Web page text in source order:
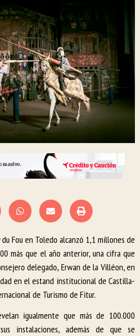
Fou en Toledo alcanzó 1,1 millones de
más que el año anterior, una cifra que
delegado, Erwan de la Villéon, en
en el estand institucional de Castilla-
de Turismo de Fitur.
igualmente que más de 100.000
instalaciones, además de que se